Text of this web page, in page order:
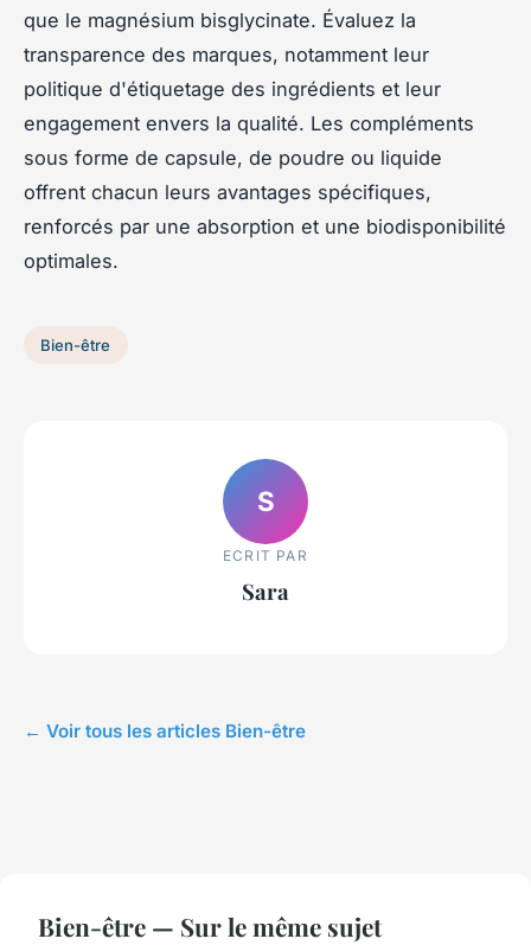
que le magnésium bisglycinate. Évaluez la
transparence des marques, notamment leur
politique d'étiquetage des ingrédients et leur
engagement envers la qualité. Les compléments
sous forme de capsule, de poudre ou liquide
offrent chacun leurs avantages spécifiques,
renforcés par une absorption et une biodisponibilité
optimales.
Bien-être
S
ECRIT PAR
Sara
← Voir tous les articles Bien-être
Bien-être — Sur le même sujet